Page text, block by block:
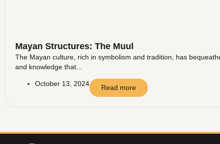
Mayan Structures: The Muul
The Mayan culture, rich in symbolism and tradition, has
and knowledge that...
October 13, 2024 Read more